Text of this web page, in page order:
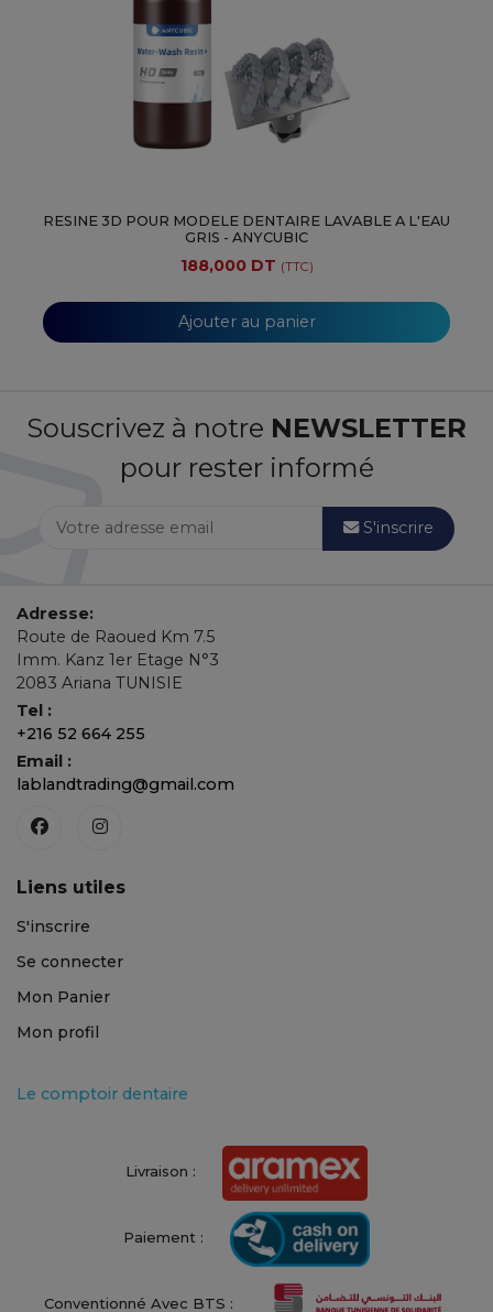
RESINE 3D POUR MODELE DENTAIRE LAVABLE A L'EAU
GRIS - ANYCUBIC
188,000 DT (TTC)
Ajouter au panier
Souscrivez à notre NEWSLETTER
pour rester informé
S'inscrire
Adresse:
Route de Raoued Km 7.5
Imm. Kanz 1er Etage N°3
2083 Ariana TUNISIE
Tel :
+216 52 664 255
Email :
lablandtrading@gmail.com
Liens utiles
S'inscrire
Se connecter
Mon Panier
Mon profil
Le comptoir dentaire
Livraison :
Paiement :
Conventionné Avec BTS :